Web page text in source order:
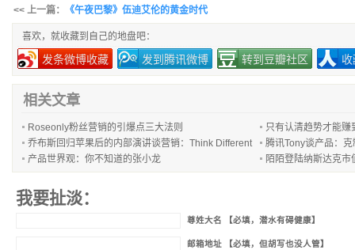
<< 上一篇： 《午夜巴黎》伍迪艾伦的黄金时代
喜欢，就收藏到自己的地盘吧：
发条微博收藏 发到腾讯微博 转到豆瓣社区
相关文章
Roseonly粉丝营销的引爆点三大法则
只有认清趋势才能赚
乔布斯回归苹果后的内部演讲谈营销：Think Different
腾讯Tony谈产品：
产品世界观：你不知道的张小龙
陌陌登陆纳斯达克市
我要扯淡：
尊姓大名 【必填，潜水有碍健康】
邮箱地址 【必填，但胡写也没人管】